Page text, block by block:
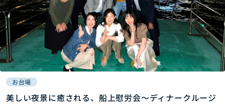
お台場
美しい夜景に癒される、船上慰労会～ディナークルージ